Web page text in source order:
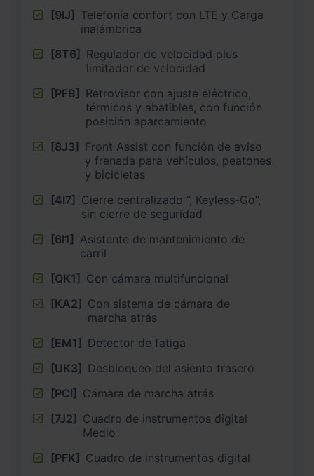
[9IJ] Telefonía confort con LTE y Carga
inalámbrica
[8T6] Regulador de velocidad plus
limitador de velocidad
[PFB] Retrovisor con ajuste eléctrico,
térmicos y abatibles, con función
posición aparcamiento
[8J3] Front Assist con función de aviso
y frenada para vehículos, peatones
y bicicletas
[4I7] Cierre centralizado ”, Keyless-Go”,
sin cierre de seguridad
[6I1] Asistente de mantenimiento de
carril
[QK1] Con cámara multifuncional
[KA2] Con sistema de cámara de
marcha atrás
[EM1] Detector de fatiga
[UK3] Desbloqueo del asiento trasero
[PCI] Cámara de marcha atrás
[7J2] Cuadro de instrumentos digital
Medio
[PFK] Cuadro de instrumentos digital